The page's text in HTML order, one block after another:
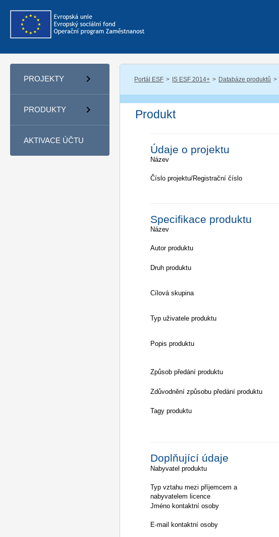
PROJEKTY
PRODUKTY
AKTIVACE ÚČTU
Portál ESF IS ESF 2014+ Databáze produktů
Produkt
Údaje o projektu
Název
Číslo projektu/Registrační číslo
Specifikace produktu
Název
Autor produktu
Druh produktu
Cílová skupina
Typ uživatele produktu
Popis produktu
Způsob předání produktu
Zdůvodnění způsobu předání produktu
Tagy produktu
Doplňující údaje
Nabyvatel produktu
Typ vztahu mezi příjemcem a
nabyvatelem licence
Jméno kontaktní osoby
E-mail kontaktní osoby